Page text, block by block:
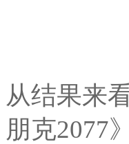
从结果来
朋克2077